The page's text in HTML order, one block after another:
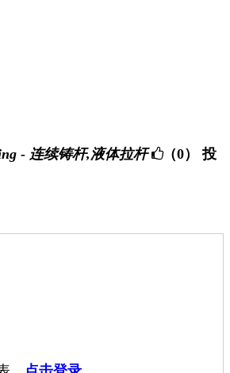
- 连续铸杆,液体拉杆 （0）
投